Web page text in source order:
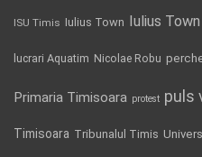
ISU Timis Iulius Town Iulius
lucrari Aquatim Nicolae Robu
Primaria Timisoara protest puls
Timisoara Tribunalul Timis